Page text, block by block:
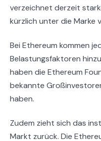
verzeichnet derzeit
kürzlich unter die Marke
Bei Ethereum kommen
Belastungsfaktoren
haben die Ethereum
bekannte
haben.
Zudem zieht sich das
Markt zurück. Die